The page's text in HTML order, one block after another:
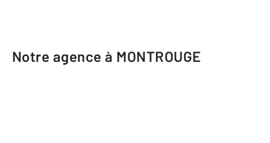
Notre agence à MONTROUGE